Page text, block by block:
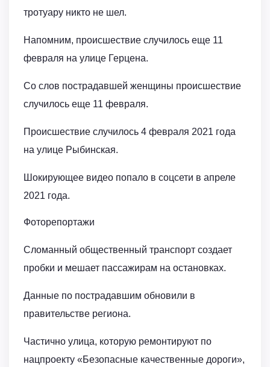
тротуару никто не шел.
Напомним, происшествие случилось еще 11
февраля на улице Герцена.
Со слов пострадавшей женщины происшествие
случилось еще 11 февраля.
Происшествие случилось 4 февраля 2021 года
на улице Рыбинская.
Шокирующее видео попало в соцсети в апреле
2021 года.
Фоторепортажи
Сломанный общественный транспорт создает
пробки и мешает пассажирам на остановках.
Данные по пострадавшим обновили в
правительстве региона.
Частично улица, которую ремонтируют по
нацпроекту «Безопасные качественные дороги»,